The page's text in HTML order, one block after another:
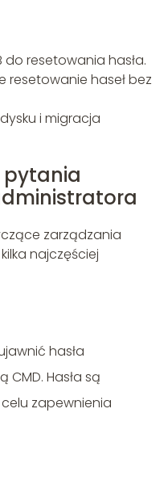
do resetowania hasła.
resetowanie haseł bez
i migracja
pytania
zarządzania
najczęściej
hasła
Hasła są
zapewnienia